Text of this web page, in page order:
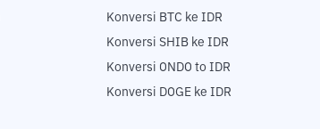
Konversi BTC ke IDR
Konversi SHIB ke IDR
Konversi ONDO to IDR
Konversi DOGE ke IDR